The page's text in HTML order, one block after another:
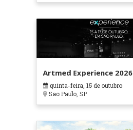
Artmed Experience 2026
quinta-feira, 15 de outubro
Sao Paulo, SP